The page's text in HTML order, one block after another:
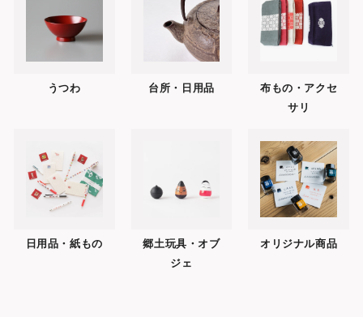
うつわ 台所・日用品
布もの・アクセ
サリ
日用品・紙もの
郷土玩具・オブ
ジェ
オリジナル商品